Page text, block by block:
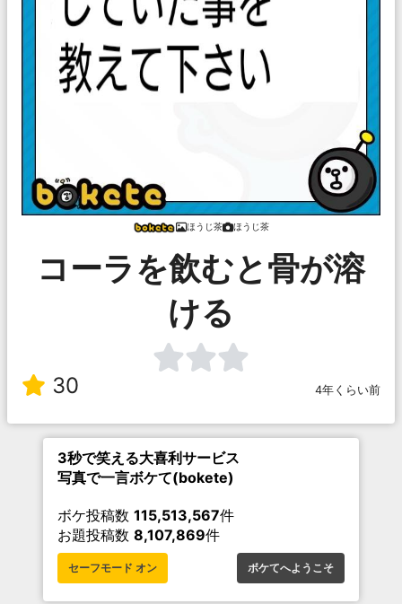
ほうじ茶 ほうじ茶
コーラを飲むと骨が溶
ける
30 4年くらい前
3秒で笑える大喜利サービス
写真で一言ボケて(bokete)
ボケ投稿数 115,513,567件
お題投稿数 8,107,869件
セーフモード オン ボケてへようこそ